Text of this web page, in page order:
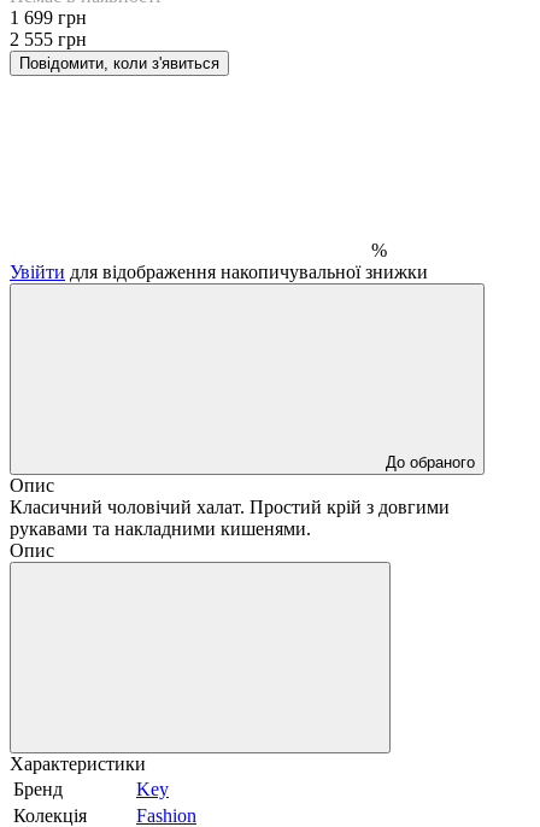
1 699 грн
2 555 грн
Повідомити, коли з'явиться
%
Увійти для відображення накопичувальної знижки
До обраного
Опис
Класичний чоловічий халат. Простий крій з довгими
рукавами та накладними кишенями.
Опис
Характеристики
Бренд
Key
Колекція
Fashion